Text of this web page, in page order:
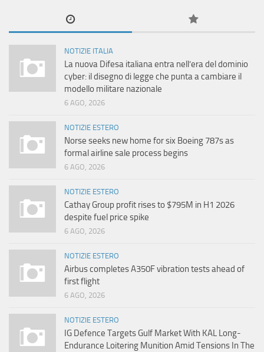
NOTIZIE ITALIA
La nuova Difesa italiana entra nell’era del dominio
cyber: il disegno di legge che punta a cambiare il
modello militare nazionale
6 AGO, 2026
NOTIZIE ESTERO
Norse seeks new home for six Boeing 787s as
formal airline sale process begins
6 AGO, 2026
NOTIZIE ESTERO
Cathay Group profit rises to $795M in H1 2026
despite fuel price spike
6 AGO, 2026
NOTIZIE ESTERO
Airbus completes A350F vibration tests ahead of
first flight
6 AGO, 2026
NOTIZIE ESTERO
IG Defence Targets Gulf Market With KAL Long-
Endurance Loitering Munition Amid Tensions In The